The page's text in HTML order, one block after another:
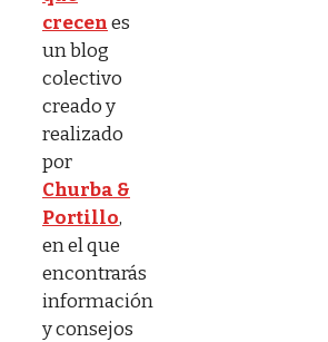
crecenes
un blog
colectivo
creado y
realizado
por
Churba &
Portillo,
en el que
encontrarás
información
y consejos